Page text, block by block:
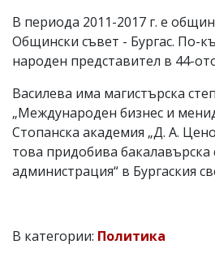
В периода 2011-2017 г. е
Общински съвет - Бургас. По-
народен представител в 44-
Василева има магистърска
„Международен бизнес и
Стопанска академия „Д. А.
това придобива бакалавърска
администрация“ в Бургаския
В категории: Политика